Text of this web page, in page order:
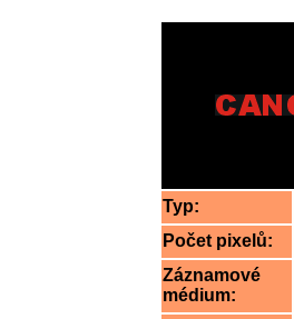
Typ:
Počet pixelů:
Záznamové
médium: